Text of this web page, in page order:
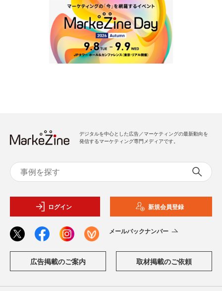
デジタルを中心とした広告／マーケティングの最新動向を
発信するマーケティング専門メディアです。
ログイン 新規会員登録
メールバックナンバー
広告掲載のご案内 取材掲載のご依頼